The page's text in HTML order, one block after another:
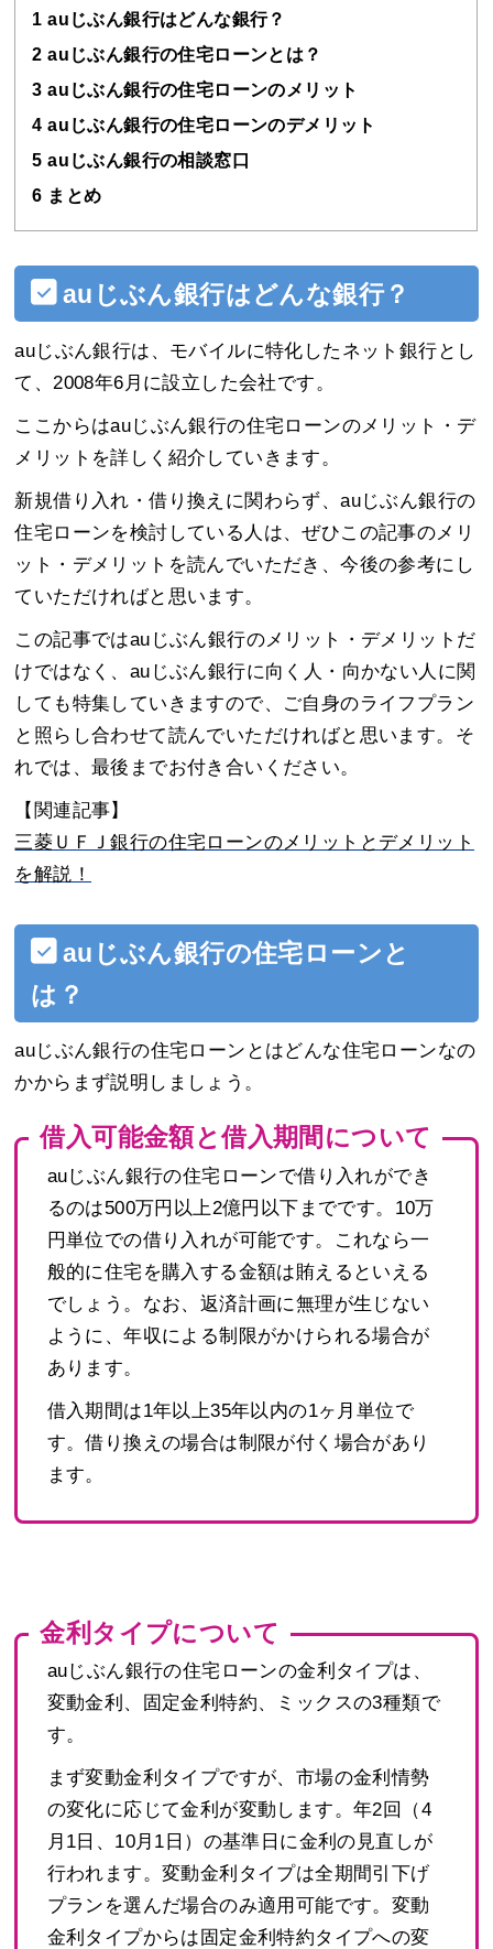
1 auじぶん銀行はどんな銀行？
2 auじぶん銀行の住宅ローンとは？
3 auじぶん銀行の住宅ローンのメリット
4 auじぶん銀行の住宅ローンのデメリット
5 auじぶん銀行の相談窓口
6 まとめ
auじぶん銀行はどんな銀行？
auじぶん銀行は、モバイルに特化したネット銀行とし
て、2008年6月に設立した会社です。
ここからはauじぶん銀行の住宅ローンのメリット・デ
メリットを詳しく紹介していきます。
新規借り入れ・借り換えに関わらず、auじぶん銀行の
住宅ローンを検討している人は、ぜひこの記事のメリ
ット・デメリットを読んでいただき、今後の参考にし
ていただければと思います。
この記事ではauじぶん銀行のメリット・デメリットだ
けではなく、auじぶん銀行に向く人・向かない人に関
しても特集していきますので、ご自身のライフプラン
と照らし合わせて読んでいただければと思います。そ
れでは、最後までお付き合いください。
【関連記事】
三菱ＵＦＪ銀行の住宅ローンのメリットとデメリット
を解説！
auじぶん銀行の住宅ローンと
は？
auじぶん銀行の住宅ローンとはどんな住宅ローンなの
かからまず説明しましょう。
借入可能金額と借入期間について
auじぶん銀行の住宅ローンで借り入れができ
るのは500万円以上2億円以下までです。10万
円単位での借り入れが可能です。これなら一
般的に住宅を購入する金額は賄えるといえる
でしょう。なお、返済計画に無理が生じない
ように、年収による制限がかけられる場合が
あります。
借入期間は1年以上35年以内の1ヶ月単位で
す。借り換えの場合は制限が付く場合があり
ます。
金利タイプについて
auじぶん銀行の住宅ローンの金利タイプは、
変動金利、固定金利特約、ミックスの3種類で
す。
まず変動金利タイプですが、市場の金利情勢
の変化に応じて金利が変動します。年2回（4
月1日、10月1日）の基準日に金利の見直しが
行われます。変動金利タイプは全期間引下げ
プランを選んだ場合のみ適用可能です。変動
金利タイプからは固定金利特約タイプへの変